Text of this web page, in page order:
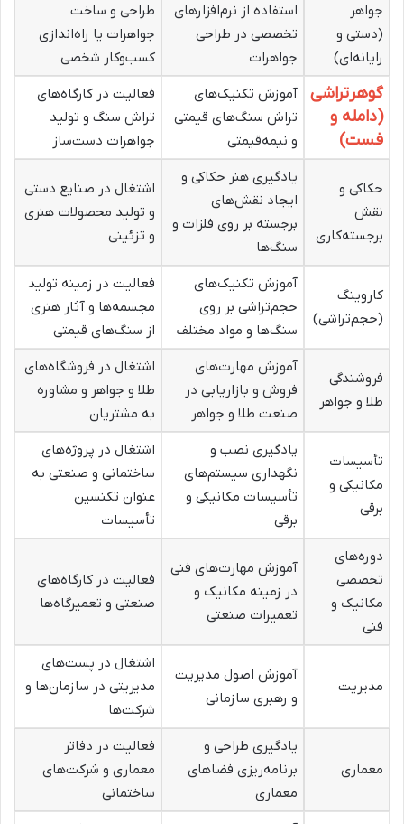
جواهر
(دستی و
رایانه‌ای)
استفاده از نرم‌افزارهای
تخصصی در طراحی
جواهرات
طراحی و ساخت
جواهرات یا راه‌اندازی
کسب‌وکار شخصی
گوهرتراشی
(دامله و
فست)
آموزش تکنیک‌های
تراش سنگ‌های قیمتی
و نیمه‌قیمتی
فعالیت در کارگاه‌های
تراش سنگ و تولید
جواهرات دست‌ساز
حکاکی و
نقش
برجسته‌کاری
یادگیری هنر حکاکی و
ایجاد نقش‌های
برجسته بر روی فلزات و
سنگ‌ها
اشتغال در صنایع دستی
و تولید محصولات هنری
و تزئینی
کاروینگ
(حجم‌تراشی)
آموزش تکنیک‌های
حجم‌تراشی بر روی
سنگ‌ها و مواد مختلف
فعالیت در زمینه تولید
مجسمه‌ها و آثار هنری
از سنگ‌های قیمتی
فروشندگی
طلا و جواهر
آموزش مهارت‌های
فروش و بازاریابی در
صنعت طلا و جواهر
اشتغال در فروشگاه‌های
طلا و جواهر و مشاوره
به مشتریان
تأسیسات
مکانیکی و
برقی
یادگیری نصب و
نگهداری سیستم‌های
تأسیسات مکانیکی و
برقی
اشتغال در پروژه‌های
ساختمانی و صنعتی به
عنوان تکنسین
تأسیسات
دوره‌های
تخصصی
مکانیک و
فنی
آموزش مهارت‌های فنی
در زمینه مکانیک و
تعمیرات صنعتی
فعالیت در کارگاه‌های
صنعتی و تعمیرگاه‌ها
مدیریت
آموزش اصول مدیریت
و رهبری سازمانی
اشتغال در پست‌های
مدیریتی در سازمان‌ها و
شرکت‌ها
معماری
یادگیری طراحی و
برنامه‌ریزی فضاهای
معماری
فعالیت در دفاتر
معماری و شرکت‌های
ساختمانی